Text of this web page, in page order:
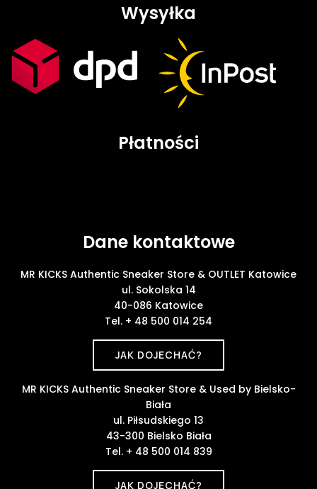
Wysyłka
Płatności
Dane kontaktowe
MR KICKS Authentic Sneaker Store & OUTLET Katowice
ul. Sokolska 14
40-086 Katowice
Tel. + 48 500 014 254
JAK DOJECHAĆ?
MR KICKS Authentic Sneaker Store & Used by Bielsko-
Biała
ul. Piłsudskiego 13
43-300 Bielsko Biała
Tel. + 48 500 014 839
JAK DOJECHAĆ?